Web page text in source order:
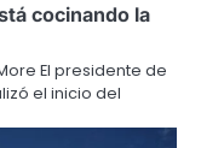
cocinando la
El presidente de
el inicio del